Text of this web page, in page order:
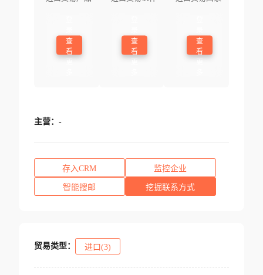
查
看
查
看
查
看
主营： -
存入CRM 监控企业
智能搜邮 挖掘联系方式
贸易类型： 进口(3)